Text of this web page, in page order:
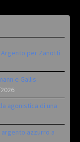
Argento per Zanotti
e Gallis.
agonistica di una
argento azzurro a